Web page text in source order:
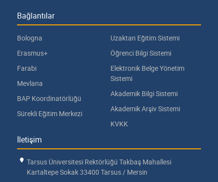
Bağlantılar
Bologna
Erasmus+
Farabi
Mevlana
BAP Koordinatörlüğü
Sürekli Eğitim Merkezi
Uzaktan Eğitim Sistemi
Öğrenci Bilgi Sistemi
Elektronik Belge Yönetim
Sistemi
Akademik Bilgi Sistemi
Akademik Arşiv Sistemi
KVKK
İletişim
Tarsus Üniversitesi Rektörlüğü Takbaş Mahallesi
Kartaltepe Sokak 33400 Tarsus / Mersin